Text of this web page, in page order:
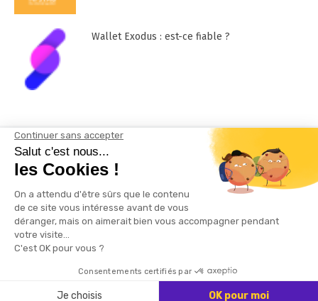
Wallet Exodus : est-ce fiable ?
Mentions Légales
Plan du site
© 2026 Infos du Net